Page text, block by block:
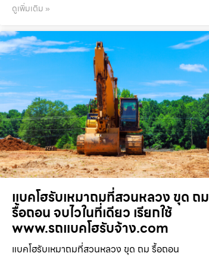
ดูเพิ่มเติม »
แบคโฮรับเหมาถมที่สวนหลวง ขุด ถม
รื้อถอน จบไวในที่เดียว เรียกใช้
www.รถแบคโฮรับจ้าง.com
แบคโฮรับเหมาถมที่สวนหลวง ขุด ถม รื้อถอน